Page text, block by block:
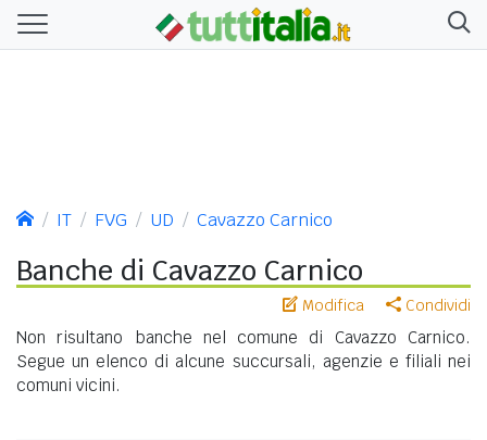
IT FVG UD Cavazzo Carnico
Banche di Cavazzo Carnico
Modifica Condividi
Non risultano banche nel comune di Cavazzo Carnico.
Segue un elenco di alcune succursali, agenzie e filiali nei
comuni vicini.